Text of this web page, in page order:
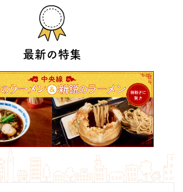
最新の特集